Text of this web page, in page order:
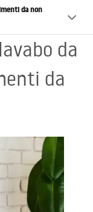
da non
da
da